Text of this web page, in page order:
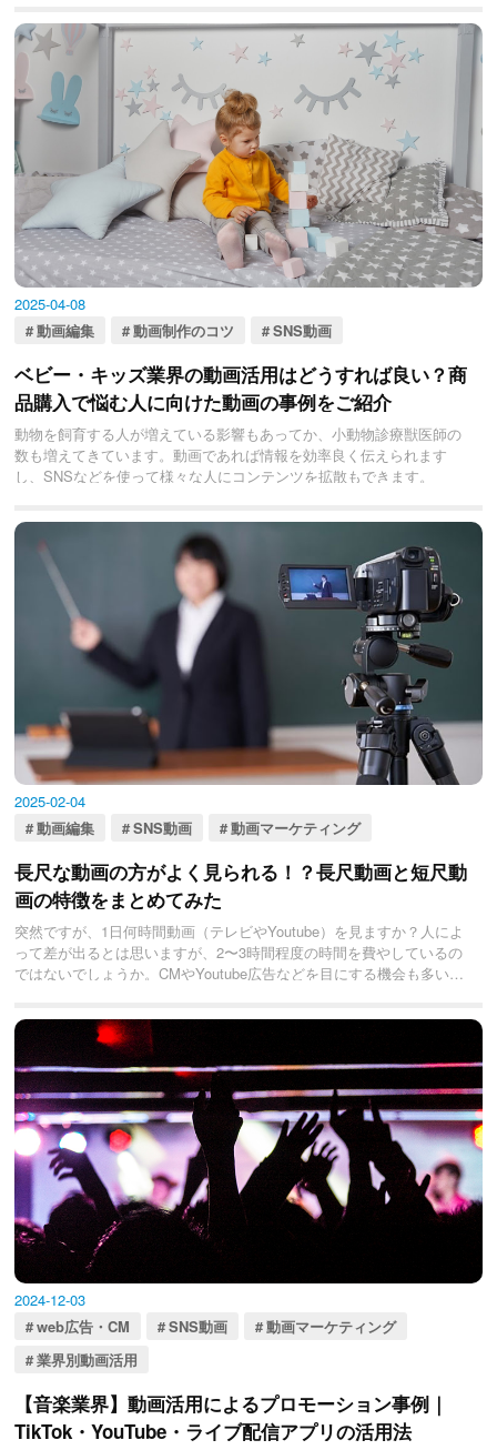
そのため、「YouTubeチャンネルの運用を始めたい！」と考えている
企業も多いのではないでしょうか？
ただ、YouTubeは始めれば誰でも成果をあげられるようなものではあ
りません。
実際、頑張って動画を制作しても成果をあげられていない企業はたく
さんあります。
そこでぜひ理解しておきたいのが、「企業がYouTubeチャンネルを運
用する上でやってはいけないこと」について。
今回は、代表的な5つのやってはいけないことについて、やってはいけ
ない理由にも触れながら紹介していきます。
2025-04-08
動画編集
動画制作のコツ SNS動画
ベビー・キッズ業界の動画活用はどうすれば良い？商
品購入で悩む人に向けた動画の事例をご紹介
動物を飼育する人が増えている影響もあってか、小動物診療獣医師の
数も増えてきています。動画であれば情報を効率良く伝えられます
し、SNSなどを使って様々な人にコンテンツを拡散もできます。
2025-02-04
動画編集
SNS動画 動画マーケティング
長尺な動画の方がよく見られる！？長尺動画と短尺動
画の特徴をまとめてみた
突然ですが、1日何時間動画（テレビやYoutube）を見ますか？人によ
って差が出るとは思いますが、2〜3時間程度の時間を費やしているの
ではないでしょうか。CMやYoutube広告などを目にする機会も多いと
そして近年、この動画による集客が注目を浴びています。
そこで、動画の長さが視聴率や集客に与える影響や特徴について解説
していきたいと思います。
この記事を読めば「短尺動画の特徴」と「長尺動画の特徴」を理解で
きると思います。
2024-12-03
web広告・CM
SNS動画
動画マーケティング
業界別動画活用
【音楽業界】動画活用によるプロモーション事例｜
TikTok・YouTube・ライブ配信アプリの活用法